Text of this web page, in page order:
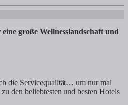
108 – 96 – 5,7 Über das
große Wellnesslandschaft und
die Servicequalität… um nur mal
den beliebtesten und besten Hotels